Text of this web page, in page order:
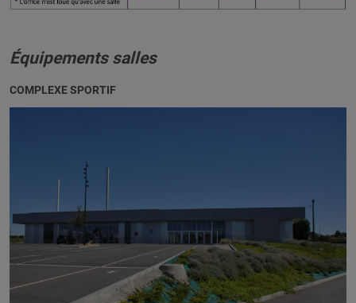
Équipements salles
COMPLEXE SPORTIF